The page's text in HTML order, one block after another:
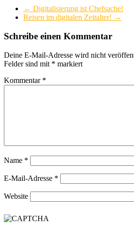
← Digitalisierung ist Chefsache!
Reisen im digitalen Zeitalter! →
Schreibe einen Kommentar
Deine E-Mail-Adresse wird nicht
Felder sind mit * markiert
Kommentar *
Name *
E-Mail-Adresse *
Website